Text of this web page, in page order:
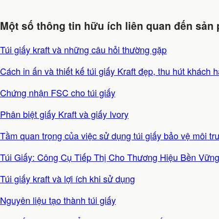
Một số thông tin hữu ích liên quan đến sản
Túi giấy kraft và những câu hỏi thường gặp
Cách in ấn và thiết kế túi giấy Kraft đẹp, thu hút khách
Chứng nhận FSC cho túi giấy
Phân biệt giấy Kraft và giấy Ivory
Tầm quan trọng của việc sử dụng túi giấy bảo vệ môi
Túi Giấy: Công Cụ Tiếp Thị Cho Thương Hiệu Bền Vững
Túi giấy kraft và lợi ích khi sử dụng
Nguyên liệu tạo thành túi giấy